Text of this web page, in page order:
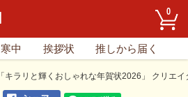
0
寒中 挨拶状 推しから届く
「キラリと輝くおしゃれな年賀状2026」 クリエイ